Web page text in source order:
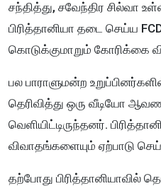
சந்தித்து, சவேந்திர சில்வா
பிரித்தானியா தடை செய்ய
கொடுக்குமாறும் கோரிக்கை
பல பாராளுமன்ற
தெரிவித்து ஒரு வீடியோ
வெளியிட்டிருந்தனர்.
விவாதங்களையும் ஏற்பாடு
தற்போது பிரித்தானியாவில்